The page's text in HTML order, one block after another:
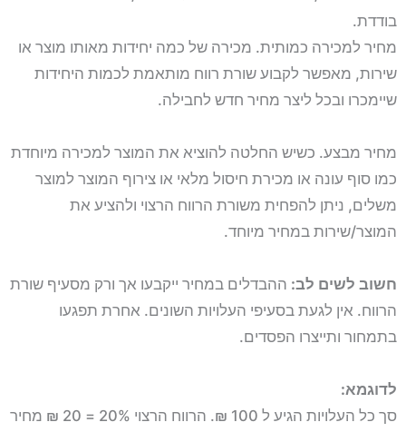
בודדת.
מחיר למכירה כמותית. מכירה של כמה יחידות מאותו מוצר או
שירות, מאפשר לקבוע שורת רווח מותאמת לכמות היחידות
שיימכרו ובכל ליצר מחיר חדש לחבילה.
מחיר מבצע. כשיש החלטה להוציא את המוצר למכירה מיוחדת
כמו סוף עונה או מכירת חיסול מלאי או צירוף המוצר למוצר
משלים, ניתן להפחית משורת הרווח הרצוי ולהציע את
המוצר/שירות במחיר מיוחד.
חשוב לשים לב: ההבדלים במחיר ייקבעו אך ורק מסעיף שורת
הרווח. אין לגעת בסעיפי העלויות השונים. אחרת תפגעו
בתמחור ותייצרו הפסדים.
לדוגמא:
סך כל העלויות הגיע ל 100 ₪. הרווח הרצוי 20% = 20 ₪ מחיר